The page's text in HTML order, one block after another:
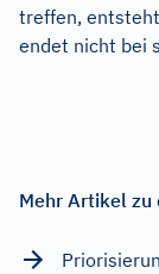
treffen,
endet nicht bei
Mehr Artikel zu